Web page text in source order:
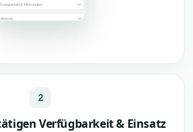
2
Verfügbarkeit & Einsatz